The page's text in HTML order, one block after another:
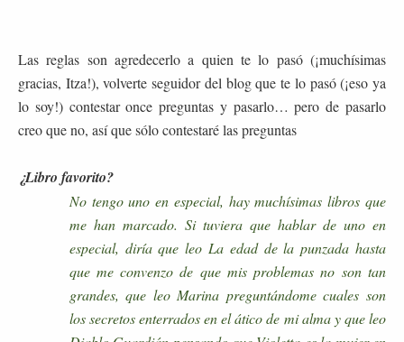
Las reglas son agredecerlo a quien te lo pasó (¡muchísimas
gracias, Itza!), volverte seguidor del blog que te lo pasó (¡eso ya
lo soy!) contestar once preguntas y pasarlo… pero de pasarlo
creo que no, así que sólo contestaré las preguntas
¿Libro favorito?
No tengo uno en especial, hay muchísimas libros que
me han marcado. Si tuviera que hablar de uno en
especial, diría que leo La edad de la punzada hasta
que me convenzo de que mis problemas no son tan
grandes, que leo Marina preguntándome cuales son
los secretos enterrados en el ático de mi alma y que leo